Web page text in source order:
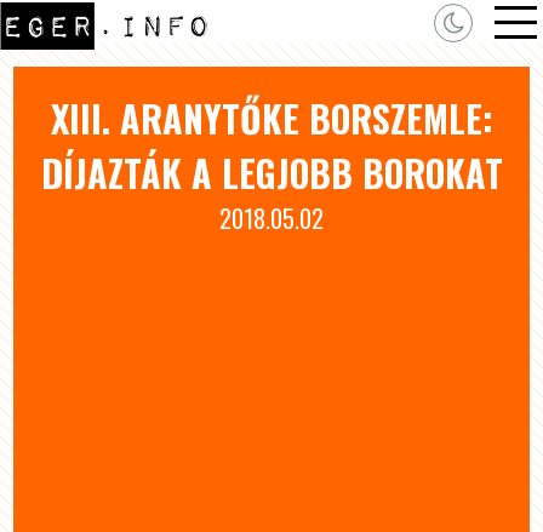
XIII. ARANYTŐKE BORSZEMLE:
DÍJAZTÁK A LEGJOBB BOROKAT
2018.05.02